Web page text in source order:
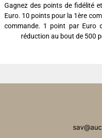
Gagnez des points de fidélité
Euro. 10 points pour la 1ère
commande. 1 point par Euro
réduction au bout de 500